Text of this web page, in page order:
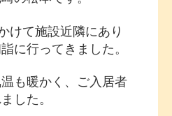
けて施設近隣にあり
に行ってきました。
も暖かく、ご入居者
した。